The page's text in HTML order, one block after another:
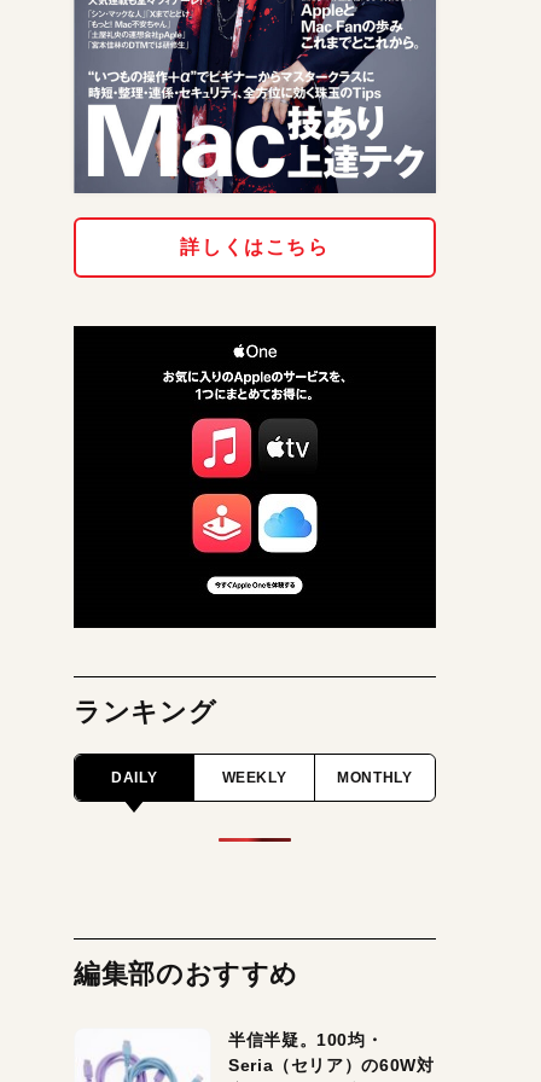
詳しくはこちら
ランキング
DAILY WEEKLY MONTHLY
編集部のおすすめ
半信半疑。100均・
Seria（セリア）の60W対